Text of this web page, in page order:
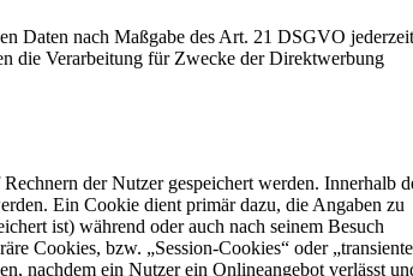
Daten nach Maßgabe des Art. 21 DSGVO jederzeit
die Verarbeitung für Zwecke der Direktwerbung
der Nutzer gespeichert werden. Innerhalb
Ein Cookie dient primär dazu, die Angaben zu
ist) während oder auch nach seinem Besuch
Cookies, bzw. „Session-Cookies“ oder „transiente
nachdem ein Nutzer ein Onlineangebot verlässt